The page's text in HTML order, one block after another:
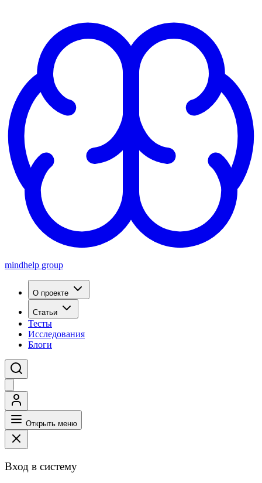
mindhelp group
О проекте
Статьи
Тесты
Исследования
Блоги
Открыть меню
Вход в систему